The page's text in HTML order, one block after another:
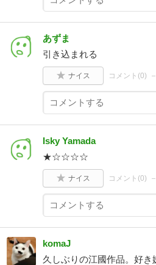
あずま
引き込まれる
ナイス コメント(0)
Isky Yamada
★☆☆☆☆
ナイス コメント(0)
komaJ
久しぶりの江國作品。好